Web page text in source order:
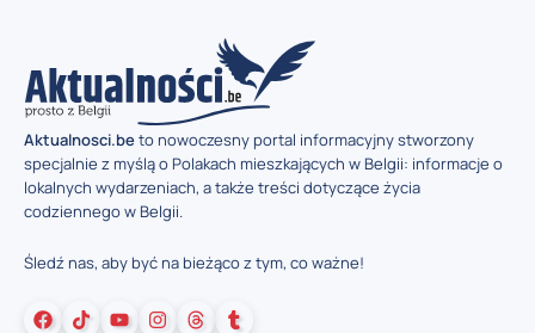
Aktualnosci.beto nowoczesny portal informacyjny stworzony
specjalnie z myślą o Polakach mieszkających w Belgii: informacje o
lokalnych wydarzeniach, a także treści dotyczące życia
codziennego w Belgii.
Śledź nas, aby być na bieżąco z tym, co ważne!